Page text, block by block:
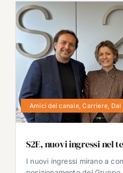
Amici del canale,Carriere,
S2E, nuovi ingressi nel
I nuovi ingressi mirano a